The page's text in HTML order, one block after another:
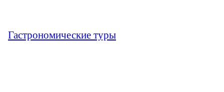
Гастрономические туры